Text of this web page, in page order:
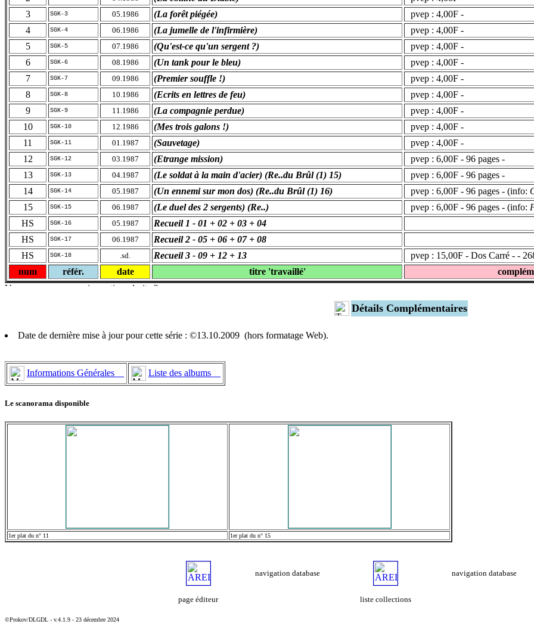
3
SGK-3 05.1986 (La forêt piégée)
pvep : 4,00F -
4
SGK-4 06.1986 (La jumelle de l'infirmière)
pvep : 4,00F -
5
SGK-5 07.1986 (Qu'est-ce qu'un sergent ?)
pvep : 4,00F -
6
SGK-6 08.1986 (Un tank pour le bleu)
pvep : 4,00F -
7
SGK-7 09.1986 (Premier souffle !)
pvep : 4,00F -
8
SGK-8 10.1986 (Ecrits en lettres de feu)
pvep : 4,00F -
9
SGK-9 11.1986 (La compagnie perdue)
pvep : 4,00F -
10
SGK-10 12.1986 (Mes trois galons !)
pvep : 4,00F -
11
SGK-11 01.1987 (Sauvetage)
pvep : 4,00F -
12
SGK-12 03.1987 (Etrange mission)
pvep : 6,00F - 96 pages -
13
SGK-13 04.1987 (Le soldat à la main d'acier) (Re..du Brûl (1) 15)
pvep : 6,00F - 96 pages -
14
SGK-14 05.1987 (Un ennemi sur mon dos) (Re..du Brûl (1) 16) pvep : 6,00F - 96 pages - (info:
15
SGK-15 06.1987 (Le duel des 2 sergents) (Re..) pvep : 6,00F - 96 pages - (info:
HS
SGK-16 05.1987
Recueil 1 - 01 + 02 + 03 + 04
HS
SGK-17 06.1987
Recueil 2 - 05 + 06 + 07 + 08
HS
SGK-18 .sd. Recueil 3 - 09 + 12 + 13
pvep : 15,00F - Dos Carré - -
num
référ. date titre 'travaillé'
Détails Complémentaires
Date de dernière mise à jour pour cette série : ©13.10.2009 (hors formatage Web).
Informations Générales Liste des albums
Le scanorama disponible
1er plat du n° 11 1er plat du n° 15
navigation database navigation database
page éditeur liste collections
©Prokov/DLGDL - v.4.1.9 - 23 décembre 2024